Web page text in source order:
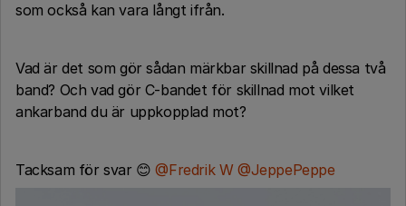
som också kan vara långt ifrån.
Vad är det som gör sådan märkbar skillnad på dessa två
band? Och vad gör C-bandet för skillnad mot vilket
ankarband du är uppkopplad mot?
Tacksam för svar 😊@Fredrik W @JeppePeppe